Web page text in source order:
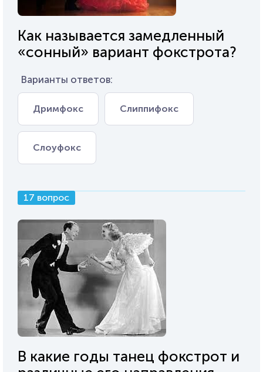
Как называется замедленный
«сонный» вариант фокстрота?
Варианты ответов:
Дримфокс Слиппифокс
Слоуфокс
17 вопрос
В какие годы танец фокстрот и